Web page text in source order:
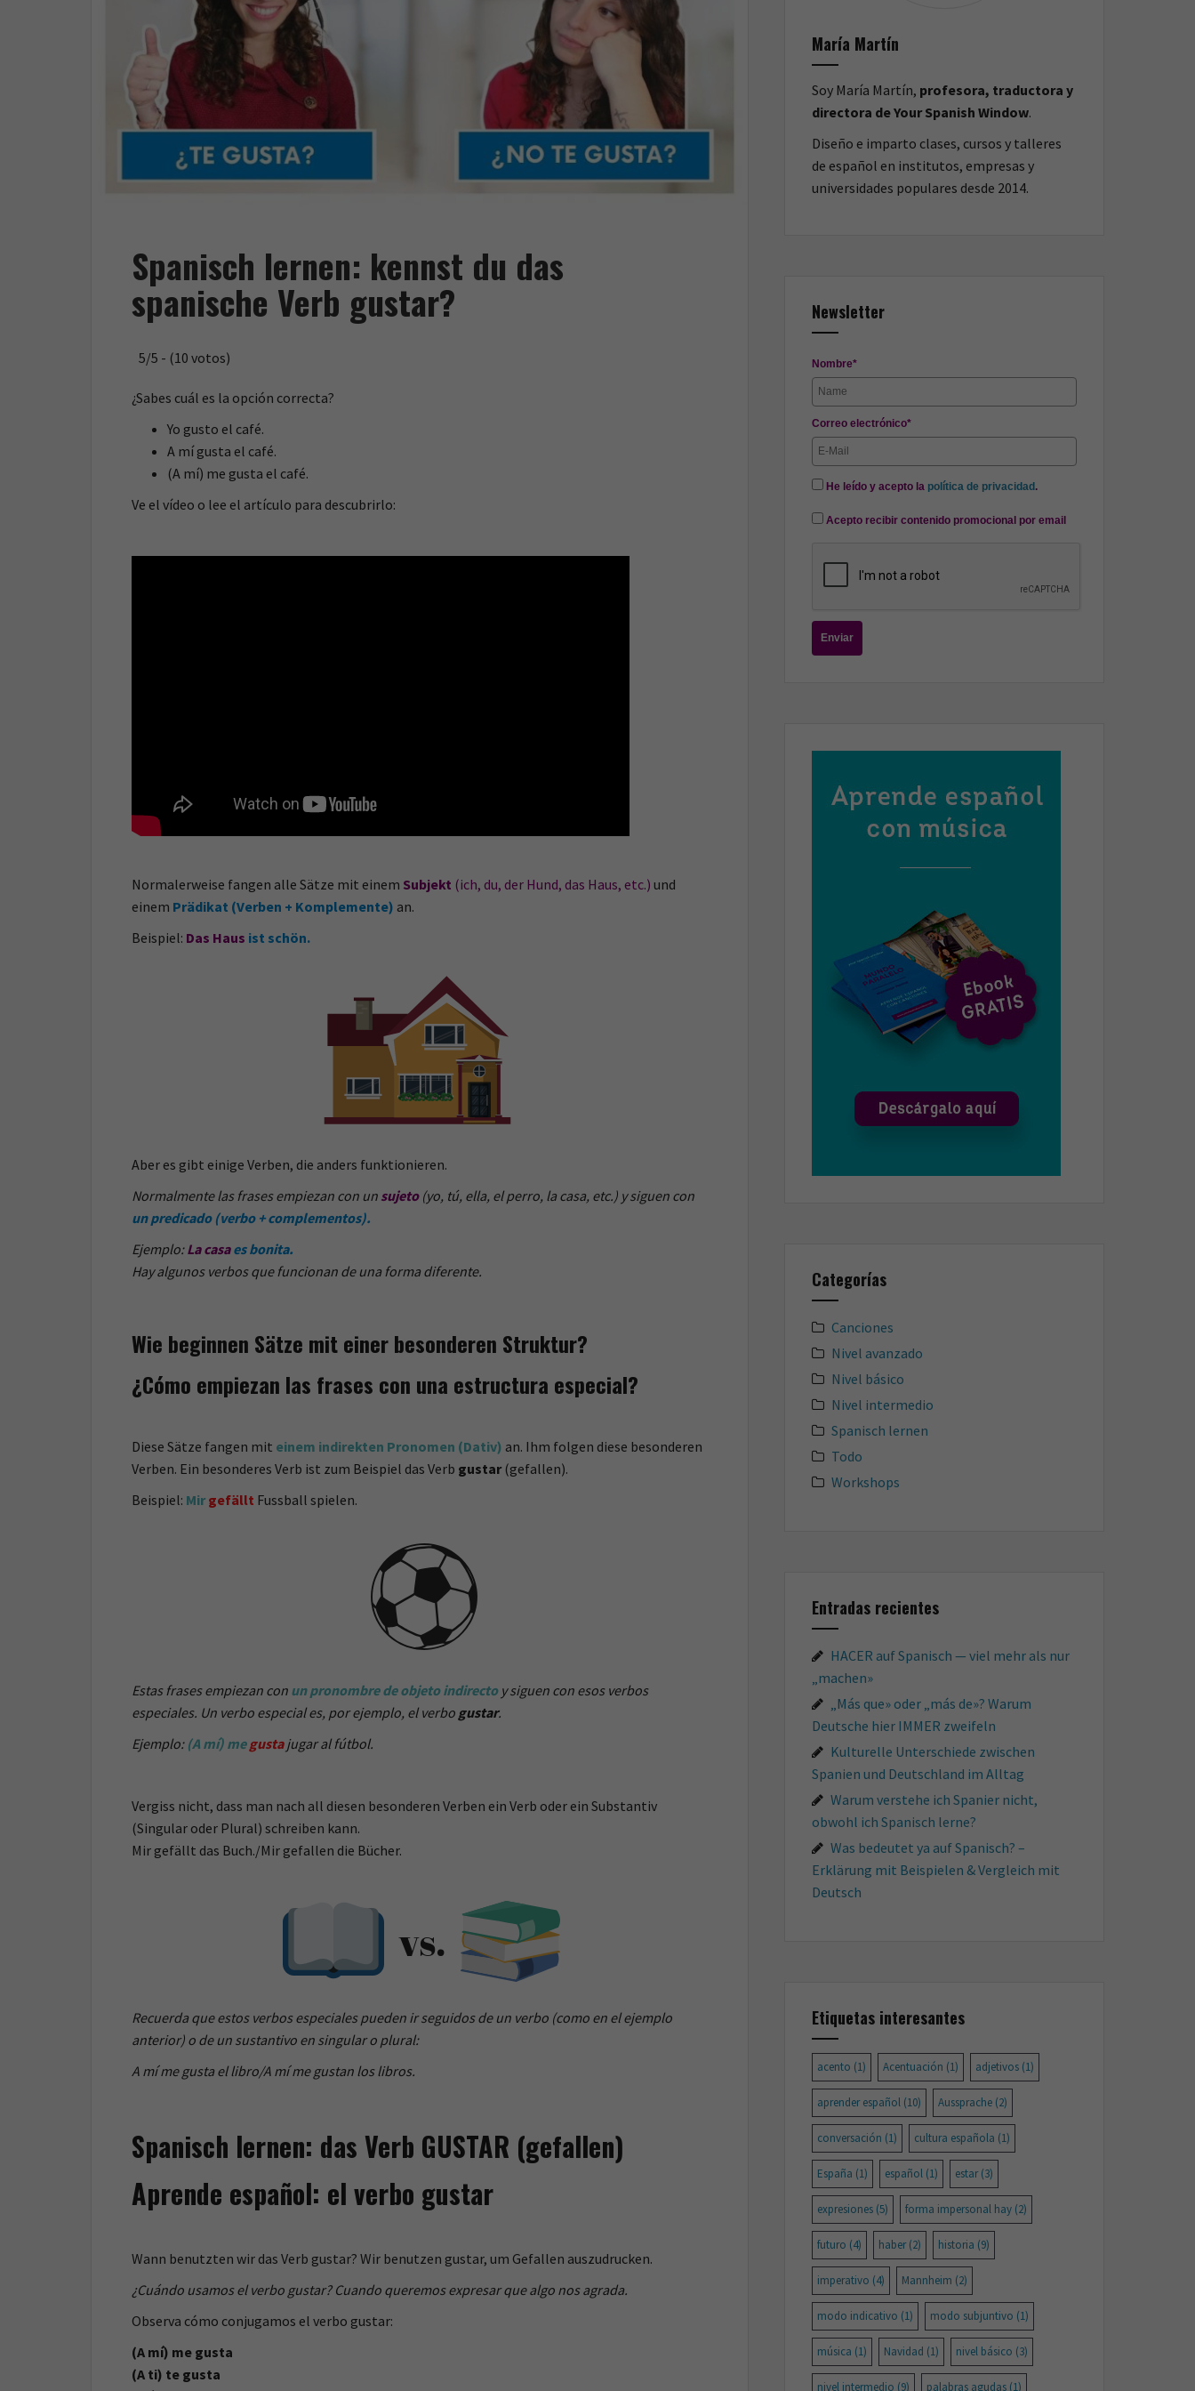
Spanisch lernen: kennst du das
spanische Verb gustar?
5/5 - (10 votos)
¿Sabes cuál es la opción correcta?
Yo gusto el café.
A mí gusta el café.
(A mí) me gusta el café.
Ve el vídeo o lee el artículo para descubrirlo:
Normalerweise fangen alle Sätze mit einem Subjekt (ich, du, der Hund, das Haus, etc.) und
einem Prädikat (Verben + Komplemente) an.
Beispiel: Das Haus ist schön.
Aber es gibt einige Verben, die anders funktionieren.
Normalmente las frases empiezan con un sujeto (yo, tú, ella, el perro, la casa, etc.) y siguen con
un predicado (verbo + complementos).
Ejemplo:La casa es bonita.
Hay algunos verbos que funcionan de una forma diferente.
Wie beginnen Sätze mit einer besonderen Struktur?
¿Cómo empiezan las frases con una estructura especial?
Diese Sätze fangen mit einem indirekten Pronomen (Dativ) an. Ihm folgen diese besonderen
Verben. Ein besonderes Verb ist zum Beispiel das Verb gustar(gefallen).
Beispiel: Mir gefällt Fussball spielen.
Estas frases empiezan con un pronombre de objeto indirecto y siguen con esos verbos
especiales. Un verbo especial es, por ejemplo, el verbo gustar.
Ejemplo: (A mí) me gustajugar al fútbol.
Vergiss nicht, dass man nach all diesen besonderen Verben ein Verb oder ein Substantiv
(Singular oder Plural) schreiben kann.
Mir gefällt das Buch./Mir gefallen die Bücher.
Recuerda que estos verbos especiales pueden ir seguidos de un verbo (como en el ejemplo
anterior) o de un sustantivo en singular o plural:
A mí me gusta el libro/A mí me gustan los libros.
Spanisch lernen: das Verb GUSTAR (gefallen)
Aprende español: el verbo gustar
Wann benutzten wir das Verb gustar? Wir benutzen gustar, um Gefallen auszudrucken.
¿Cuándo usamos el verbo gustar? Cuando queremos expresar que algo nos agrada.
Observa cómo conjugamos el verbo gustar:
(A mí) me gusta
(A ti) te gusta
María Martín
Soy María Martín, profesora, traductora y
directora de Your Spanish Window.
Diseño e imparto clases, cursos y talleres
de español en institutos, empresas y
universidades populares desde 2014.
Newsletter
Nombre*
Correo electrónico*
He leído y acepto la política de privacidad .
Acepto recibir contenido promocional por email
Enviar
Categorías
Canciones
Nivel avanzado
Nivel básico
Nivel intermedio
Spanisch lernen
Todo
Workshops
Entradas recientes
HACER auf Spanisch — viel mehr als nur
„machen»
„Más que» oder „más de»? Warum
Deutsche hier IMMER zweifeln
Kulturelle Unterschiede zwischen
Spanien und Deutschland im Alltag
Warum verstehe ich Spanier nicht,
obwohl ich Spanisch lerne?
Was bedeutet ya auf Spanisch? –
Erklärung mit Beispielen & Vergleich mit
Deutsch
Etiquetas interesantes
acento (1) Acentuación (1) adjetivos (1)
aprender español (10) Aussprache (2)
conversación (1) cultura española (1)
España (1) español (1) estar(3)
expresiones (5) forma impersonal hay (2)
futuro (4) haber(2) historia (9)
imperativo (4) Mannheim (2)
modo indicativo (1) modo subjuntivo (1)
música (1) Navidad (1) nivel básico (3)
nivel intermedio (9) palabras agudas (1)
i